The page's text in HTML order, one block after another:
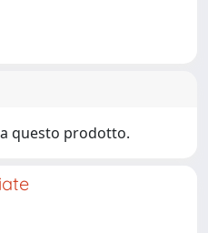
questo prodotto.